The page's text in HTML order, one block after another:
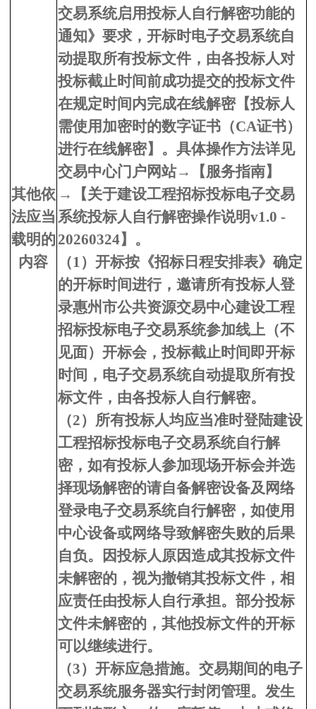
其他依
法应当
载明的
内容
交易系统启用投标人自行解密功能的
通知》要求，开标时电子交易系统自
动提取所有投标文件，由各投标人对
投标截止时间前成功提交的投标文件
在规定时间内完成在线解密【投标人
需使用加密时的数字证书（CA证书）
进行在线解密】。具体操作方法详见
交易中心门户网站→【服务指南】
→【关于建设工程招标投标电子交易
系统投标人自行解密操作说明v1.0 -
20260324】。
（1）开标按《招标日程安排表》确定
的开标时间进行，邀请所有投标人登
录惠州市公共资源交易中心建设工程
招标投标电子交易系统参加线上（不
见面）开标会，投标截止时间即开标
时间，电子交易系统自动提取所有投
标文件，由各投标人自行解密。
（2）所有投标人均应当准时登陆建设
工程招标投标电子交易系统自行解
密，如有投标人参加现场开标会并选
择现场解密的请自备解密设备及网络
登录电子交易系统自行解密，如使用
中心设备或网络导致解密失败的后果
自负。因投标人原因造成其投标文件
未解密的，视为撤销其投标文件，相
应责任由投标人自行承担。部分投标
文件未解密的，其他投标文件的开标
可以继续进行。
（3）开标应急措施。交易期间的电子
交易系统服务器实行封闭管理。发生